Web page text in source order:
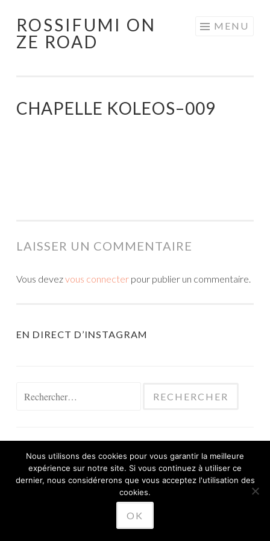
Aller
au
ROSSIFUMI ON
ZE ROAD
MENU
CHAPELLE KOLEOS–009
LAISSER UN COMMENTAIRE
Vous devezvous connecter pour publier un commentaire.
EN DIRECT D’INSTAGRAM
FIÈREMENT PROPULSÉ PAR WORDPRESS
THÈME SKETCH PARWORDPRESS.COM
Nous utilisons des cookies pour vous garantir la meilleure
expérience sur notre site. Si vous continuez à utiliser ce
dernier, nous considérerons que vous acceptez l'utilisation des
cookies.
OK